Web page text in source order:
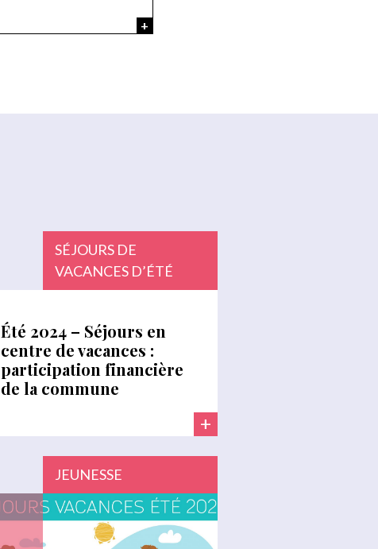
SÉJOURS DE
VACANCES D’ÉTÉ
Été 2024 – Séjours en
centre de vacances :
participation financière
de la commune
+
JEUNESSE